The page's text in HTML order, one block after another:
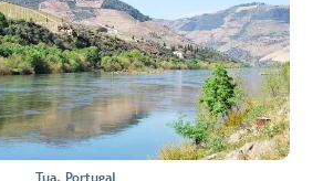
Tua, Portugal